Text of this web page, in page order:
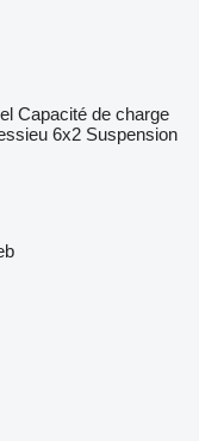
Capacité de charge
6x2 Suspension